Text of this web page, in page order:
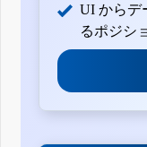
UI からデ
るポジシ